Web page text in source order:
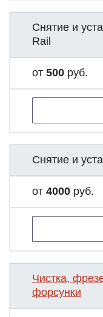
Снятие и
Rail
от 500 руб.
Снятие и
от 4000 руб.
Чистка,
форсунки